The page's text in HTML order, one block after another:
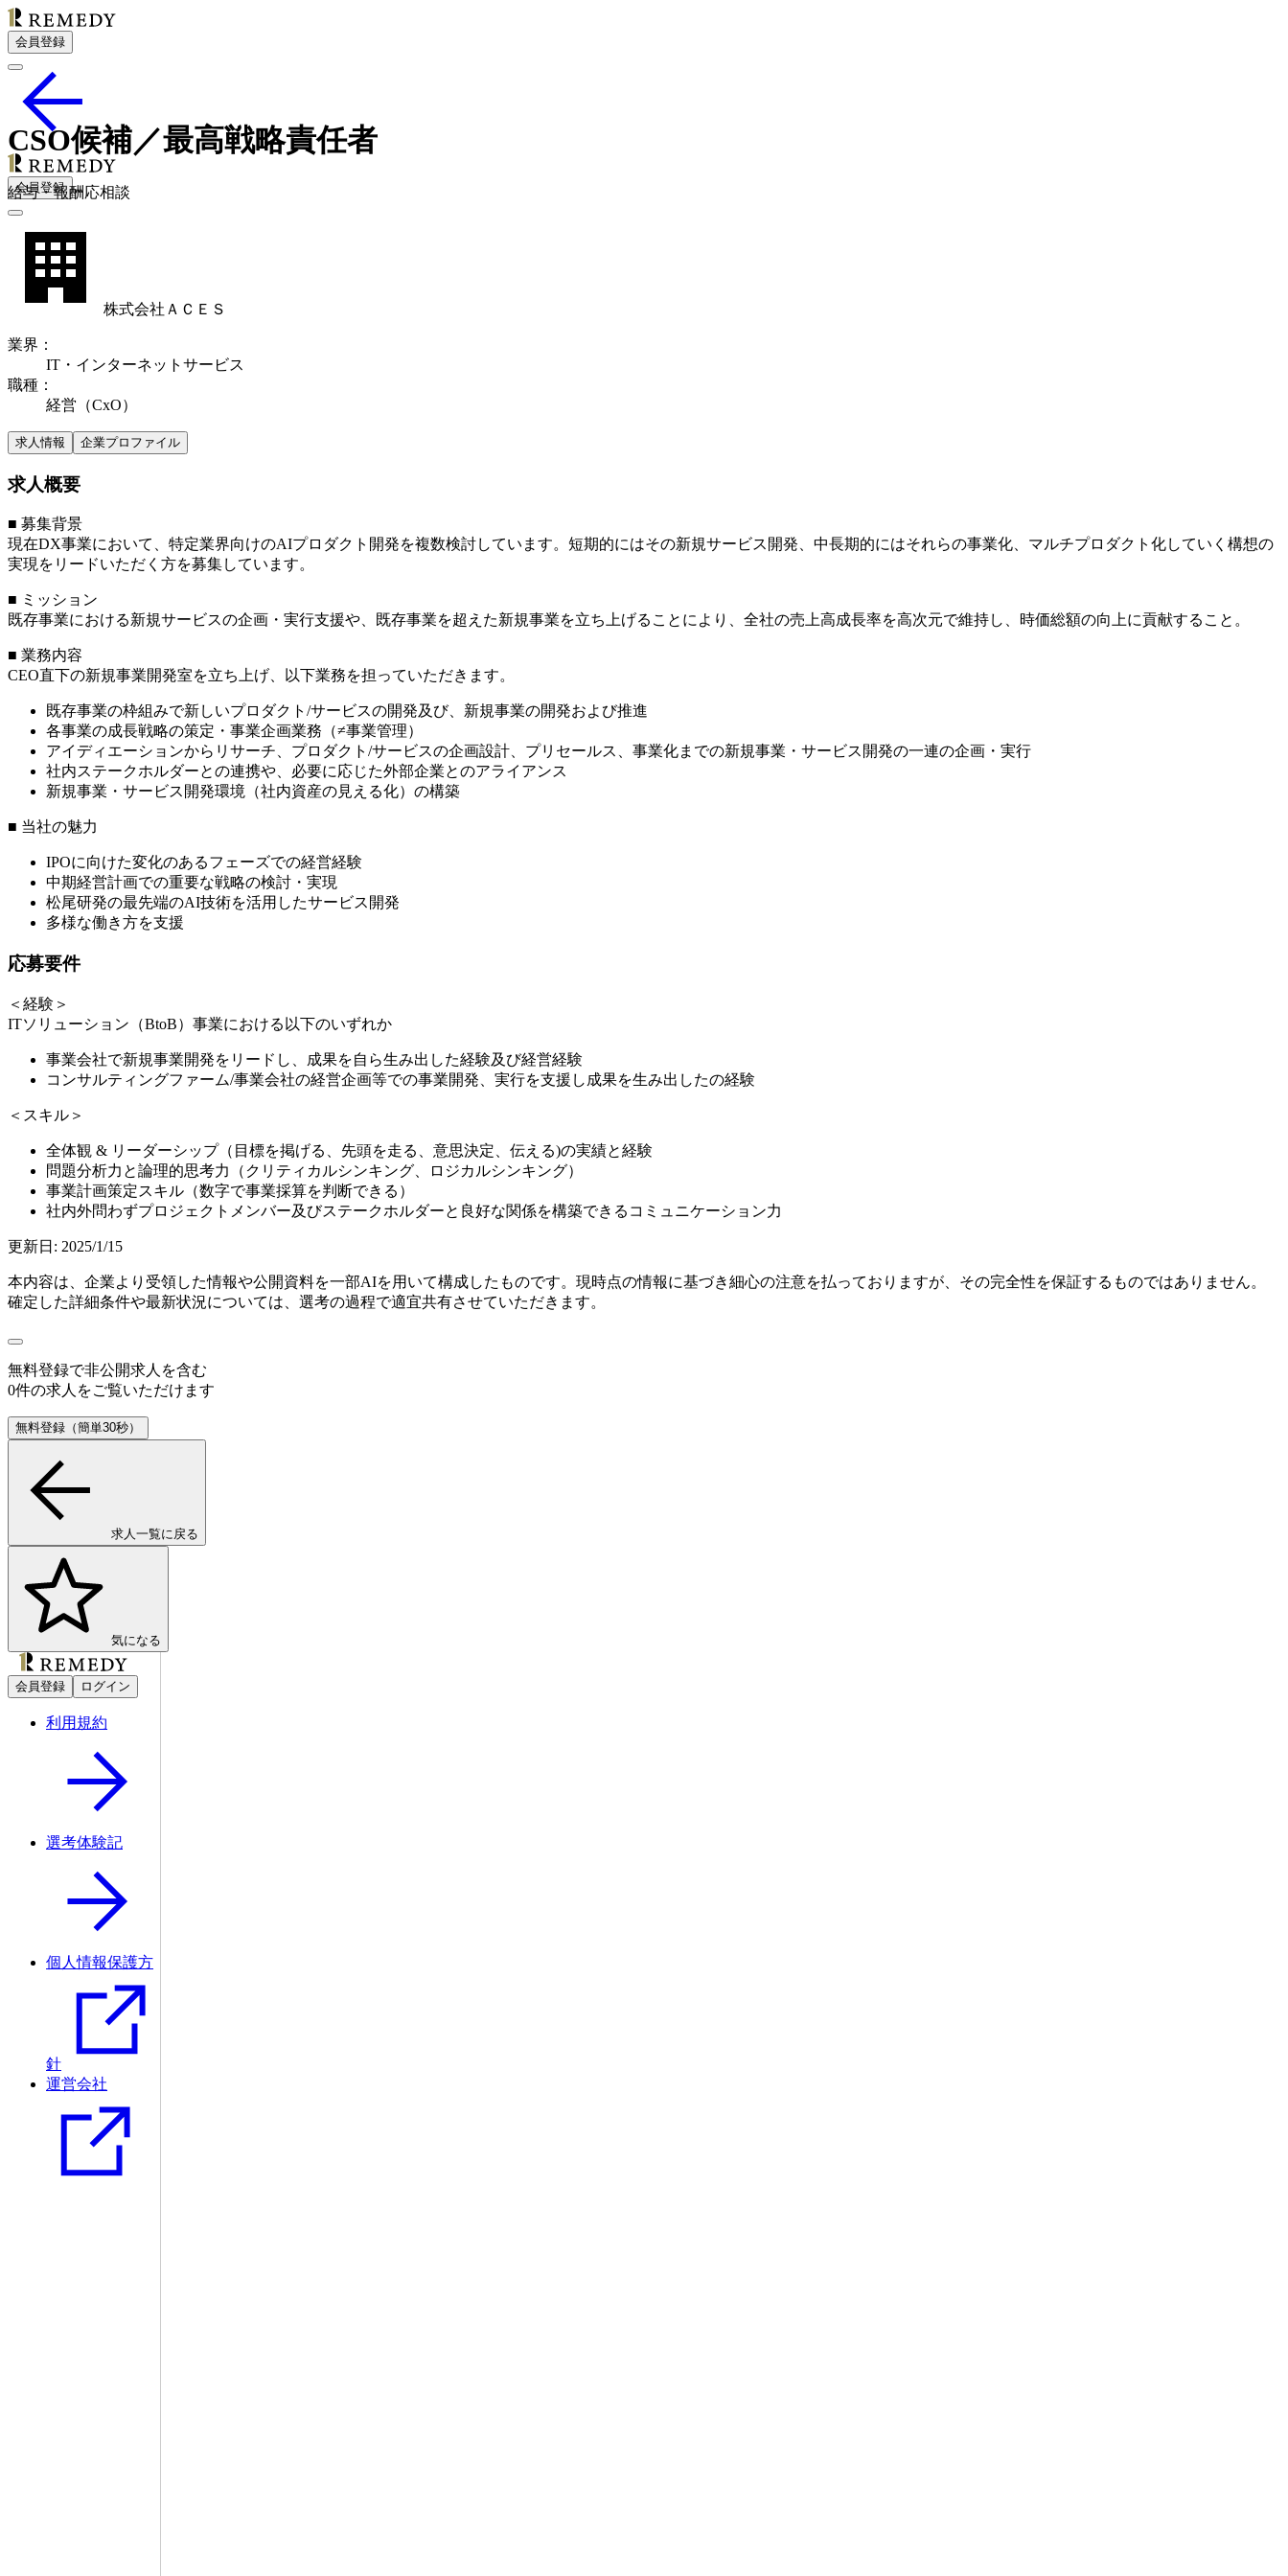
会員登録
会員登録
CSO候補／最高戦略責任者
給与・報酬応相談
株式会社ＡＣＥＳ
業界 ：
IT・インターネットサービス
職種 ：
経営（CxO）
求人情報 企業プロファイル
求人概要
■ 募集背景
現在DX事業において、特定業界向けのAIプロダクト開発を複数検討しています。短期的にはその新規サービス開発、中長期的にはそれらの事業化、マルチプロダクト化していく構想の
実現をリードいただく方を募集しています。
■ ミッション
既存事業における新規サービスの企画・実行支援や、既存事業を超えた新規事業を立ち上げることにより、全社の売上高成長率を高次元で維持し、時価総額の向上に貢献すること。
■ 業務内容
CEO直下の新規事業開発室を立ち上げ、以下業務を担っていただきます。
既存事業の枠組みで新しいプロダクト/サービスの開発及び、新規事業の開発および推進
各事業の成長戦略の策定・事業企画業務（≠事業管理）
アイディエーションからリサーチ、プロダクト/サービスの企画設計、プリセールス、事業化までの新規事業・サービス開発の一連の企画・実行
社内ステークホルダーとの連携や、必要に応じた外部企業とのアライアンス
新規事業・サービス開発環境（社内資産の見える化）の構築
■ 当社の魅力
IPOに向けた変化のあるフェーズでの経営経験
中期経営計画での重要な戦略の検討・実現
松尾研発の最先端のAI技術を活用したサービス開発
多様な働き方を支援
応募要件
＜経験＞
ITソリューション（BtoB）事業における以下のいずれか
事業会社で新規事業開発をリードし、成果を自ら生み出した経験及び経営経験
コンサルティングファーム/事業会社の経営企画等での事業開発、実行を支援し成果を生み出したの経験
＜スキル＞
全体観 & リーダーシップ（目標を掲げる、先頭を走る、意思決定、伝える)の実績と経験
問題分析力と論理的思考力（クリティカルシンキング、ロジカルシンキング）
事業計画策定スキル（数字で事業採算を判断できる）
社内外問わずプロジェクトメンバー及びステークホルダーと良好な関係を構築できるコミュニケーション力
更新日: 2025/1/15
本内容は、企業より受領した情報や公開資料を一部AIを用いて構成したものです。現時点の情報に基づき細心の注意を払っておりますが、その完全性を保証するものではありません。
確定した詳細条件や最新状況については、選考の過程で適宜共有させていただきます。
無料登録で非公開求人 を含む
0件の求人をご覧いただけます
無料登録（簡単30秒）
求人一覧に戻る
気になる
会員登録 ログイン
利用規約
選考体験記
個人情報保護方
針
運営会社